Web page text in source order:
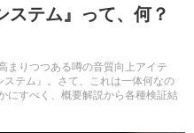
デモカー製作記
カーグッズ新製品情報
ステム』って、何？
まりつつある噂の音質向上アイテ
ステム』。さて、これは一体何なの
にすべく、概要解説から各種検証結